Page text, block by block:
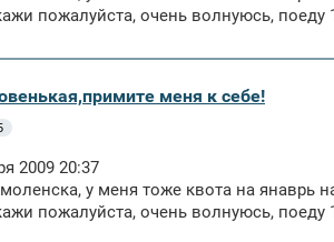
пожалуйста, очень волнуюсь, поеду
меня к себе!
2009 20:37
у меня тоже квота на
пожалуйста, очень волнуюсь, поеду